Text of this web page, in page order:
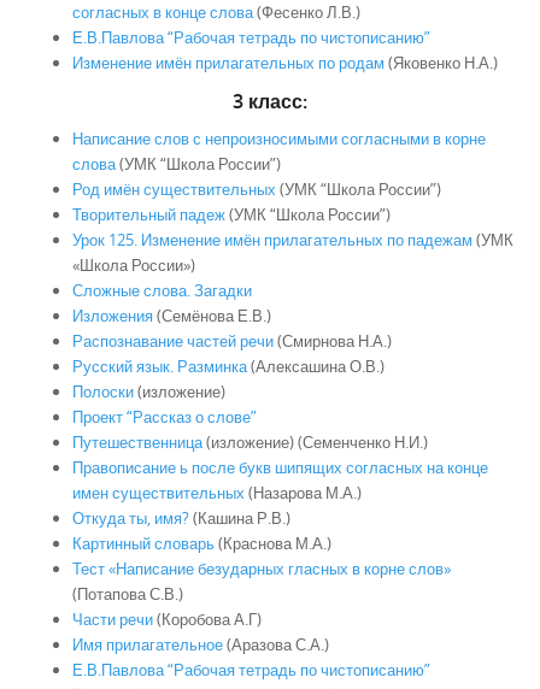
согласных в конце слова(Фесенко Л.В.)
Е.В.Павлова “Рабочая тетрадь по чистописанию”
Изменение имён прилагательных по родам (Яковенко Н.А.)
3 класс:
Написание слов с непроизносимыми согласными в корне
слова(УМК “Школа России”)
Род имён существительных (УМК “Школа России”)
Творительный падеж(УМК “Школа России”)
Урок 125. Изменение имён прилагательных по падежам (УМК
«Школа России»)
Сложные слова. Загадки
Изложения(Семёнова Е.В.)
Распознавание частей речи(Смирнова Н.А.)
Русский язык. Разминка(Алексашина О.В.)
Полоски(изложение)
Проект “Рассказ о слове”
Путешественница(изложение) (Семенченко Н.И.)
Правописание ь после букв шипящих согласных на конце
имен существительных (Назарова М.А.)
Откуда ты, имя?(Кашина Р.В.)
Картинный словарь(Краснова М.А.)
Тест «Написание безударных гласных в корне слов»
(Потапова С.В.)
Части речи(Коробова А.Г)
Имя прилагательное(Аразова С.А.)
Е.В.Павлова “Рабочая тетрадь по чистописанию”